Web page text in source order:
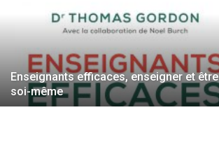
Enseignants efficaces, enseigner et être
soi-même